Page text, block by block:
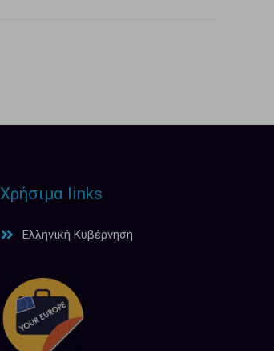
Χρήσιμα links
Ελληνική Κυβέρνηση